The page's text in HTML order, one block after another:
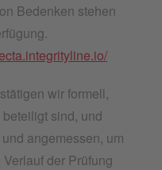
Bedenken stehen
wir formell,
sind, und
angemessen, um
der Prüfung